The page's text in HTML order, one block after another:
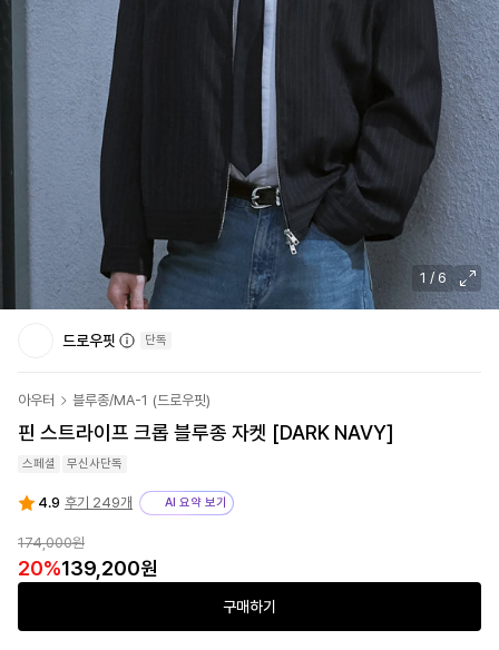
1 / 6
드로우핏 단독
아우터 블루종/MA-1 (드로우핏)
핀 스트라이프 크롭 블루종 자켓 [DARK NAVY]
스페셜 무신사단독
4.9 후기 249개 AI 요약 보기
174,000원
20%139,200원
구매하기